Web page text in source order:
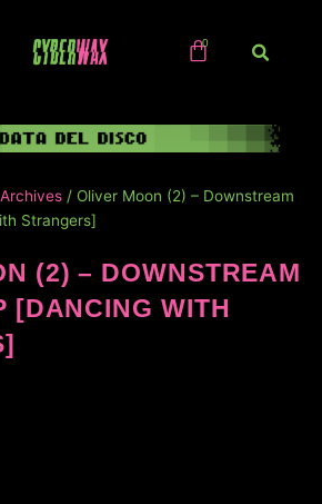
/ Oliver Moon (2) – Downstream
Strangers]
(2) – DOWNSTREAM
[DANCING WITH